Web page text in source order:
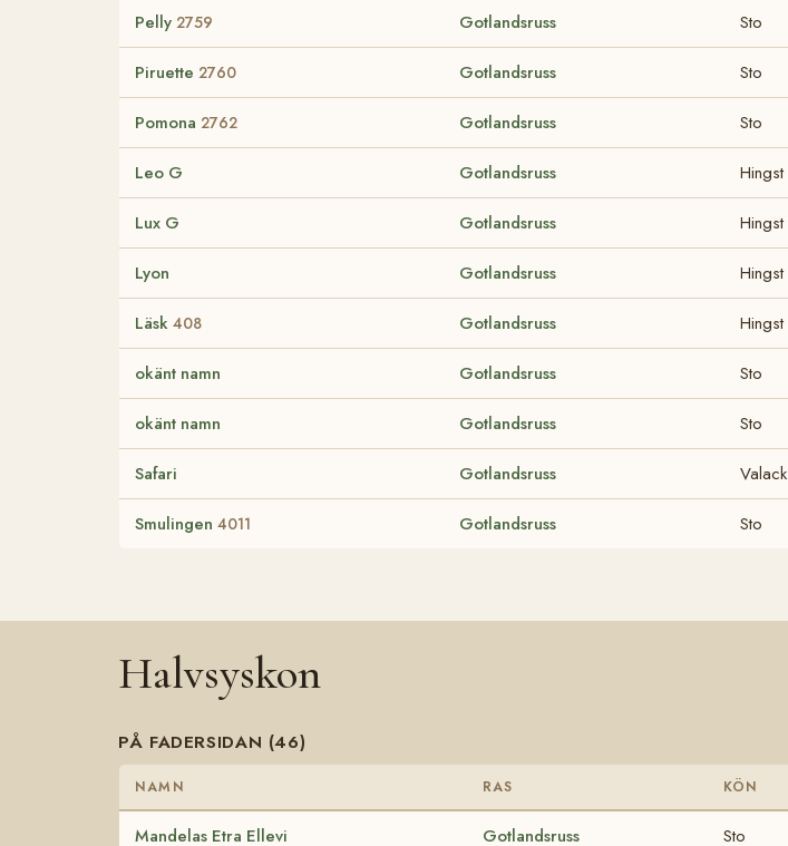
Pelly 2759 Gotlandsruss Sto
Piruette 2760 Gotlandsruss Sto
Pomona 2762 Gotlandsruss Sto
Leo G Gotlandsruss Hingst
Lux G Gotlandsruss Hingst
Lyon Gotlandsruss Hingst
Läsk 408 Gotlandsruss Hingst
okänt namn Gotlandsruss Sto
okänt namn Gotlandsruss Sto
Safari Gotlandsruss Valack
Smulingen 4011 Gotlandsruss Sto
Halvsyskon
PÅ FADERSIDAN (46)
NAMN RAS KÖN
Mandelas Etra Ellevi Gotlandsruss Sto